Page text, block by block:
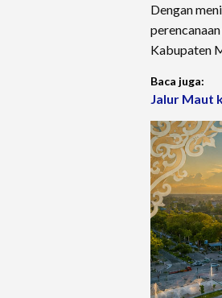
Dengan
Kabupaten
Baca juga:
Jalur Maut